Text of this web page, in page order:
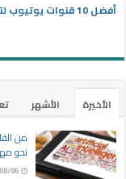
أفضل 10 قنوات يوتيوب لتعليم اللغة العربية للأطفال
الأخيرة الأشهر
من
نحو
06